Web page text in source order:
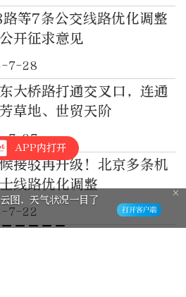
等7条公交线路优化调整
开征求意见
7-28
大桥路打通交叉口，连通
草地、世贸天阶
7-27
接驳再升级！北京多条机
线路优化调整
7-22
APP内打开
图，天气状况一目了